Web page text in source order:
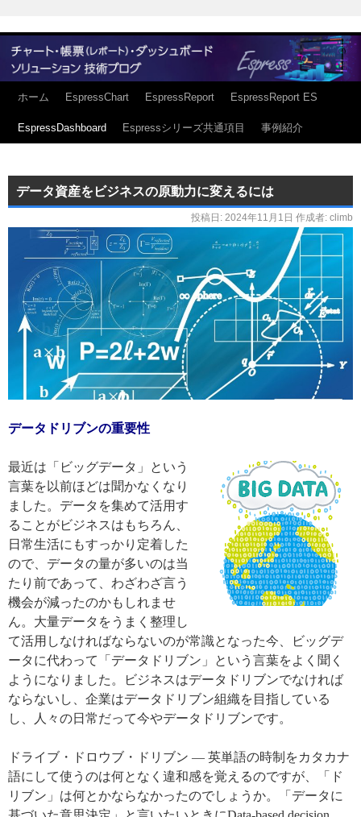
ホーム EspressChart EspressReport EspressReport ES
EspressDashboard Espressシリーズ共通項目 事例紹介
データ資産をビジネスの原動力に変えるには
投稿日: 2024年11月1日 作成者: climb
データドリブンの重要性
最近は「ビッグデータ」という
言葉を以前ほどは聞かなくなり
ました。データを集めて活用す
ることがビジネスはもちろん、
日常生活にもすっかり定着した
ので、データの量が多いのは当
たり前であって、わざわざ言う
機会が減ったのかもしれませ
ん。大量データをうまく整理し
て活用しなければならないのが常識となった今、ビッグデ
ータに代わって「データドリブン」という言葉をよく聞く
ようになりました。ビジネスはデータドリブンでなければ
ならないし、企業はデータドリブン組織を目指している
し、人々の日常だって今やデータドリブンです。
ドライブ・ドロウブ・ドリブン ― 英単語の時制をカタカナ
語にして使うのは何となく違和感を覚えるのですが、「ド
リブン」は何とかならなかったのでしょうか。「データに